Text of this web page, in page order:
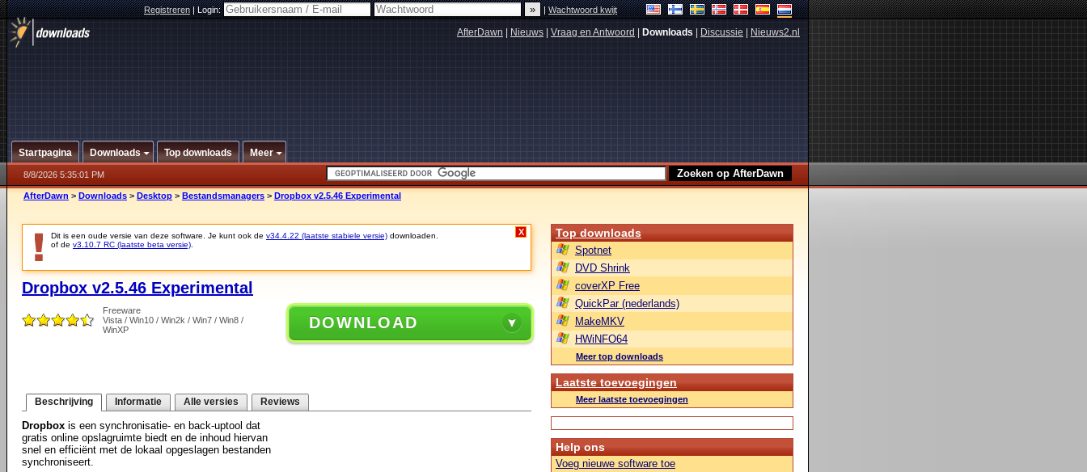
Registreren|Login: |Wachtwoord kwijt
AfterDawn Nieuws Vraag en Antwoord Downloads Discussie Nieuws2.nl
Startpagina Downloads Top downloads Meer
8/8/2026 5:35:01 PM
AfterDawn > Downloads > Desktop > Bestandsmanagers > Dropbox v2.5.46 Experimental
Dit is een oude versie van deze software. Je kunt ook de v34.4.22 (laatste stabiele versie) downloaden.
of de v3.10.7 RC (laatste beta versie)
X
Dropbox v2.5.46 Experimental
Freeware
Vista / Win10 / Win2k / Win7 / Win8 /
WinXP
DOWNLOAD
Beschrijving Informatie Alle versies Reviews
Dropbox is een synchronisatie- en back-uptool dat
gratis online opslagruimte biedt en de inhoud hiervan
snel en efficiënt met de lokaal opgeslagen bestanden
synchroniseert.
Top downloads
Spotnet
DVD Shrink
coverXP Free
QuickPar (nederlands)
MakeMKV
HWiNFO64
Meer top downloads
Laatste toevoegingen
Meer laatste toevoegingen
Help ons
Voeg nieuwe software toe